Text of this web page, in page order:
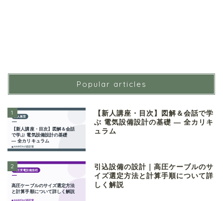
Popular articles
1
【新人講座・目次】図解＆会話で学
ぶ 電気設備設計の基礎 ― 全カリキ
ュラム
2
引込設備の設計｜高圧ケーブルのサ
イズ選定方法と計算手順について詳
しく解説